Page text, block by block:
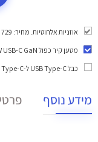
אוזניות אלחוטיות. מחיר: 729 ₪.
מטען קיר כפול 20W USB-C GaN
כבל USB Type-C ל-USB Type-C
מידע נוסף